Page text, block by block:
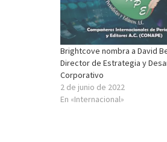
Brightcove nombra a David
Director de Estrategia y
Corporativo
2 de junio de 2022
En «Internacional»